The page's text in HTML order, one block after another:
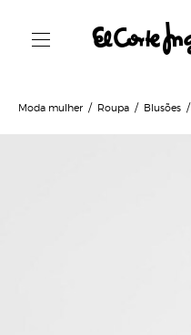
Moda mulher Roupa Blusões